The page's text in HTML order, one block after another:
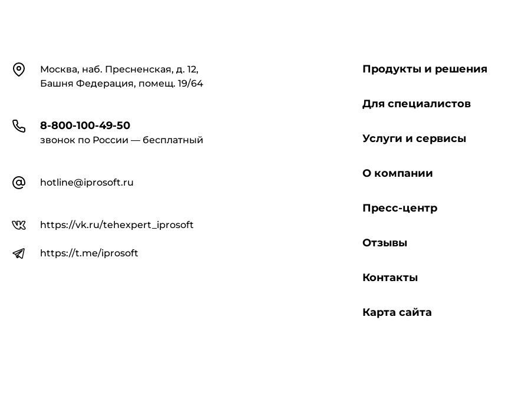
КонтактыМосква, наб. Пресненская, д. 12,
Башня Федерация, помещ. 19/64
8-800-100-49-50
звонок по России — бесплатный
hotline@iprosoft.ru
https://vk.ru/tehexpert_iprosoft
https://t.me/iprosoft
Продукты и решения
Для специалистов
Услуги и сервисы
О компании
Пресс-центр
Отзывы
Контакты
Карта сайта